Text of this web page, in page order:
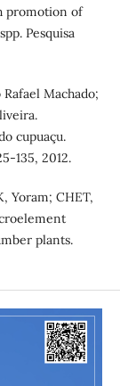
promotion of
Pesquisa
Machado;
cupuaçu.
135, 2012.
Yoram; CHET,
plants.